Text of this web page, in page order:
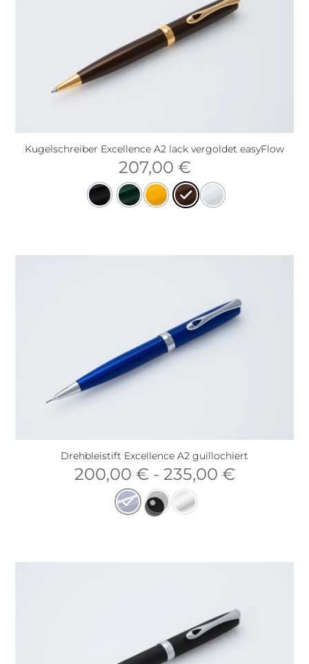
Kugelschreiber Excellence A2 lack vergoldet easyFlow
207,00 €
Drehbleistift Excellence A2 guillochiert
200,00 € - 235,00 €